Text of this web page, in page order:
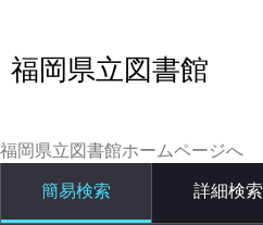
福岡県立図書館
福岡県立図書館ホームページへ
簡易検索 詳細検索